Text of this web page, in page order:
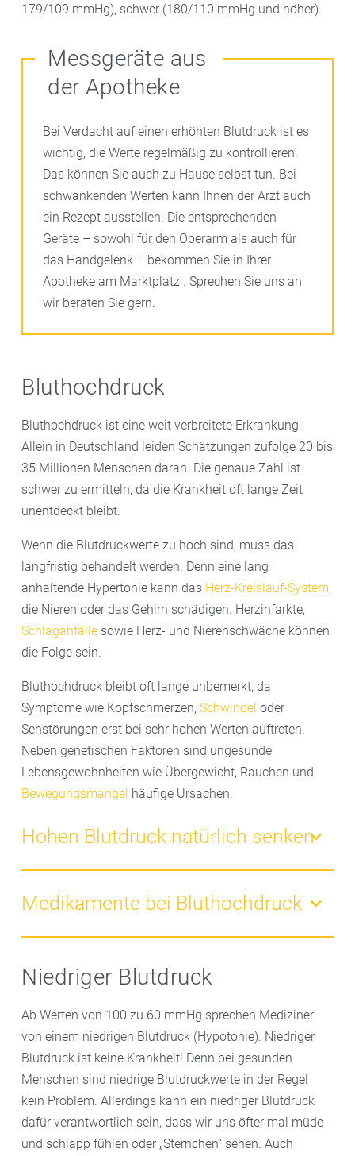
179/109 mmHg), schwer (180/110 mmHg und höher).
Messgeräte aus
der Apotheke
Bei Verdacht auf einen erhöhten Blutdruck ist es
wichtig, die Werte regelmäßig zu kontrollieren.
Das können Sie auch zu Hause selbst tun. Bei
schwankenden Werten kann Ihnen der Arzt auch
ein Rezept ausstellen. Die entsprechenden
Geräte – sowohl für den Oberarm als auch für
das Handgelenk – bekommen Sie in Ihrer
Apotheke am Marktplatz . Sprechen Sie uns an,
wir beraten Sie gern.
Bluthochdruck
Bluthochdruck ist eine weit verbreitete Erkrankung.
Allein in Deutschland leiden Schätzungen zufolge 20 bis
35 Millionen Menschen daran. Die genaue Zahl ist
schwer zu ermitteln, da die Krankheit oft lange Zeit
unentdeckt bleibt.
Wenn die Blutdruckwerte zu hoch sind, muss das
langfristig behandelt werden. Denn eine lang
anhaltende Hypertonie kann das Herz-Kreislauf-System,
die Nieren oder das Gehirn schädigen. Herzinfarkte,
Schlaganfälle sowie Herz- und Nierenschwäche können
die Folge sein.
Bluthochdruck bleibt oft lange unbemerkt, da
Symptome wie Kopfschmerzen, Schwindel oder
Sehstörungen erst bei sehr hohen Werten auftreten.
Neben genetischen Faktoren sind ungesunde
Lebensgewohnheiten wie Übergewicht, Rauchen und
Bewegungsmangel häufige Ursachen.
Hohen Blutdruck natürlich senken
Die gute Nachricht ist: Primärer Bluthochdruck lässt
sich gut in den Griff bekommen. Wie die Therapie
ab. Die Behandlung beginnt in der Regel mit einer
regelmäßige Bewegung und Stressabbau. Ab Werten
Die Auswahl der Medikamente richtet sich nach dem
individuellen Gesundheitszustand.
Medikamente bei Bluthochdruck
Es gibt sechs Hauptgruppen von Blutdrucksenkern,
minimieren:
Diuretika
Betablocker
Calciumantagonisten
ACE-Hemmer
AT1-Rezeptorantagonisten (Sartane)
Reninhemmer
Niedriger Blutdruck
Ab Werten von 100 zu 60 mmHg sprechen Mediziner
von einem niedrigen Blutdruck (Hypotonie). Niedriger
Blutdruck ist keine Krankheit! Denn bei gesunden
Menschen sind niedrige Blutdruckwerte in der Regel
kein Problem. Allerdings kann ein niedriger Blutdruck
dafür verantwortlich sein, dass wir uns öfter mal müde
und schlapp fühlen oder „Sternchen“ sehen. Auch